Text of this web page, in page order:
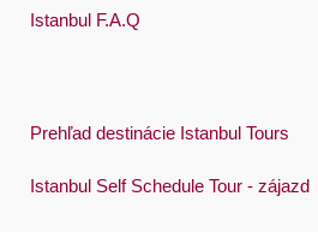
Istanbul F.A.Q
Prehľad destinácie Istanbul Tours
Istanbul Self Schedule Tour - zájazd